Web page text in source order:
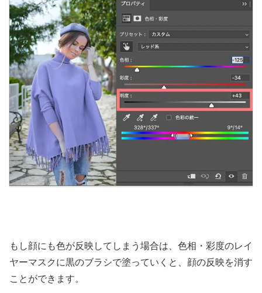
もし顔にも色が反映してしまう場合は、色相・彩度のレイ
ヤーマスクに黒のブラシで塗っていくと、顔の反映を消す
ことができます。